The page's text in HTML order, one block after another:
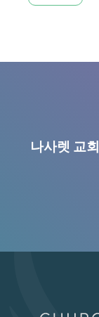
나사렛 교